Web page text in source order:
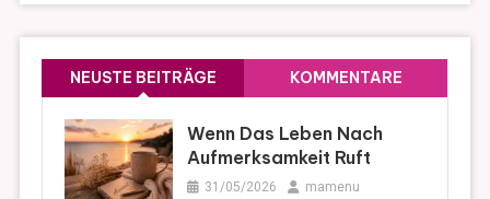
NEUSTE BEITRÄGE KOMMENTARE
Wenn Das Leben Nach
Aufmerksamkeit Ruft
31/05/2026 mamenu